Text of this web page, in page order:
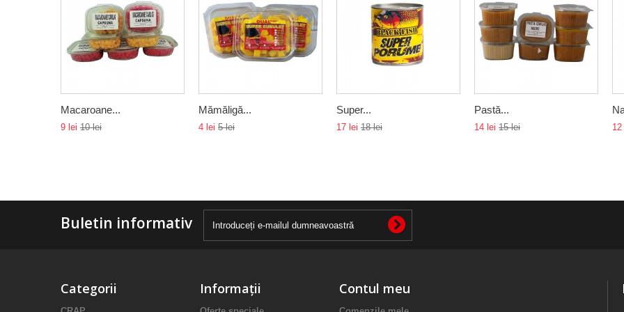
Macaroane...
9 lei 10 lei
Mămăligă...
4 lei 5 lei
Super...
17 lei 18 lei
Pastă...
14 lei 15 lei 12
Buletin informativ
Categorii Informații Contul meu